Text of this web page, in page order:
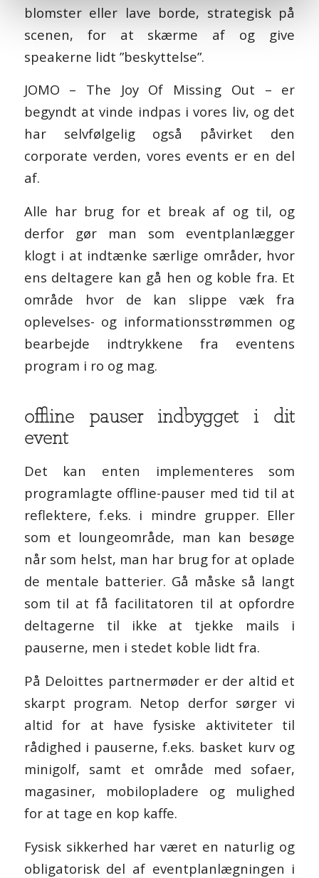
blomster eller lave borde, strategisk på
scenen, for at skærme af og give
speakerne lidt ”beskyttelse”.
JOMO – The Joy Of Missing Out – er
begyndt at vinde indpas i vores liv, og det
har selvfølgelig også påvirket den
corporate verden, vores events er en del
af.
Alle har brug for et break af og til, og
derfor gør man som eventplanlægger
klogt i at indtænke særlige områder, hvor
ens deltagere kan gå hen og koble fra. Et
område hvor de kan slippe væk fra
oplevelses- og informationsstrømmen og
bearbejde indtrykkene fra eventens
program i ro og mag.
offline pauser indbygget i dit
event
Det kan enten implementeres som
programlagte offline-pauser med tid til at
reflektere, f.eks. i mindre grupper. Eller
som et loungeområde, man kan besøge
når som helst, man har brug for at oplade
de mentale batterier. Gå måske så langt
som til at få facilitatoren til at opfordre
deltagerne til ikke at tjekke mails i
pauserne, men i stedet koble lidt fra.
På Deloittes partnermøderer der altid et
skarpt program. Netop derfor sørger vi
altid for at have fysiske aktiviteter til
rådighed i pauserne, f.eks. basket kurv og
minigolf, samt et område med sofaer,
magasiner, mobilopladere og mulighed
for at tage en kop kaffe.
Fysisk sikkerhed har været en naturlig og
obligatorisk del af eventplanlægningen i